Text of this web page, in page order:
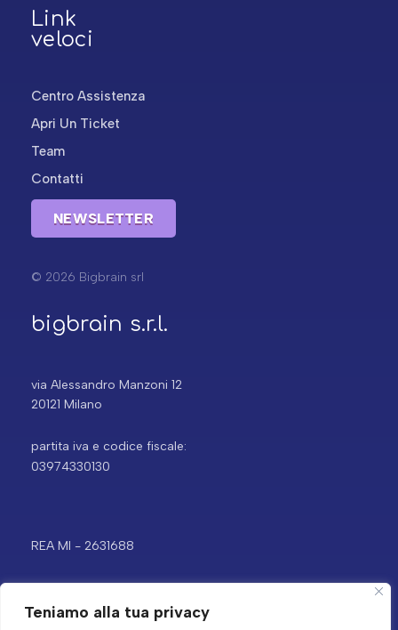
Teniamo alla tua privacy
Link
veloci
Centro Assistenza
Apri Un Ticket
Team
Contatti
NEWSLETTER
© 2026 Bigbrain srl
bigbrain s.r.l.
via Alessandro Manzoni 12
20121 Milano
partita iva e codice fiscale:
03974330130
REA MI - 2631688
Capitale sociale € 16.666,67 i.v.